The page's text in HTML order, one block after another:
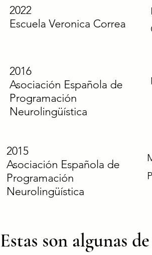
2022
Escuela Veronica Correa
2016
Asociación Española de
Programación
Neurolingüística
2015
Asociación Española de
Programación
Neurolingüística
Estas son algunas